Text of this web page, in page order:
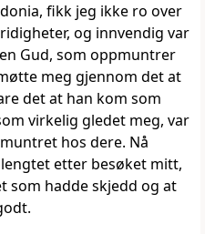
fikk jeg ikke ro over
og innvendig var
Gud, som oppmuntrer
meg gjennom det at
det at han kom som
virkelig gledet meg, var
hos dere. Nå
etter besøket mitt,
som hadde skjedd og at